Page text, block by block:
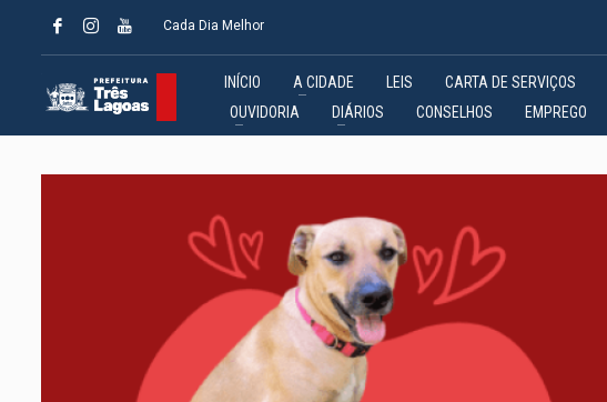
Cada Dia Melhor
INÍCIO A CIDADE LEIS CARTA DE SERVIÇOS
OUVIDORIA
DIÁRIOS CONSELHOS EMPREGO